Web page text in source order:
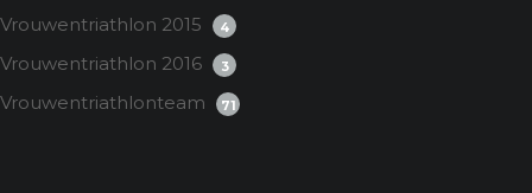
Vrouwentriathlon 2015 4
Vrouwentriathlon 2016 3
Vrouwentriathlonteam 71